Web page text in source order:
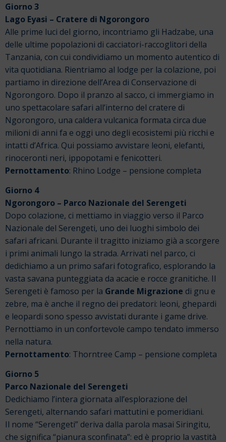
Giorno 3
Lago Eyasi – Cratere di Ngorongoro
Alle prime luci del giorno, incontriamo gli Hadzabe, una
delle ultime popolazioni di cacciatori-raccoglitori della
Tanzania, con cui condividiamo un momento autentico di
vita quotidiana. Rientriamo al lodge per la colazione, poi
partiamo in direzione dell’Area di Conservazione di
Ngorongoro. Dopo il pranzo al sacco, ci immergiamo in
uno spettacolare safari all’interno del cratere di
Ngorongoro, una caldera vulcanica formata circa due
milioni di anni fa e oggi uno degli ecosistemi più ricchi e
intatti d’Africa. Qui possiamo avvistare leoni, elefanti,
rinoceronti neri, ippopotami e fenicotteri.
Pernottamento: Rhino Lodge – pensione completa
Giorno 4
Ngorongoro – Parco Nazionale del Serengeti
Dopo colazione, ci mettiamo in viaggio verso il Parco
Nazionale del Serengeti, uno dei luoghi simbolo dei
safari africani. Durante il tragitto iniziamo già a scorgere
i primi animali lungo la strada. Arrivati nel parco, ci
dedichiamo a un primo safari fotografico, esplorando la
vasta savana punteggiata da acacie e rocce granitiche. Il
Serengeti è famoso per la Grande Migrazione di gnu e
zebre, ma è anche il regno dei predatori: leoni, ghepardi
e leopardi sono spesso avvistati durante i game drive.
Pernottiamo in un confortevole campo tendato immerso
nella natura.
Pernottamento: Thorntree Camp – pensione completa
Giorno 5
Parco Nazionale del Serengeti
Dedichiamo l’intera giornata all’esplorazione del
Serengeti, alternando safari mattutini e pomeridiani.
Il nome “Serengeti” deriva dalla parola masai Siringitu,
che significa “pianura sconfinata”: ed è proprio la vastità